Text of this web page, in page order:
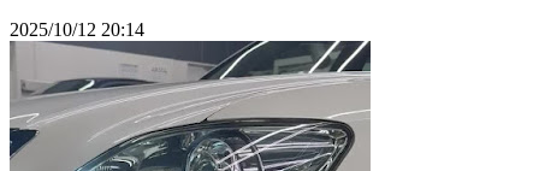
2025/10/12 20:14